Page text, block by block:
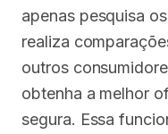
apenas pesquisa
realiza
outros
obtenha a melhor
segura. Essa